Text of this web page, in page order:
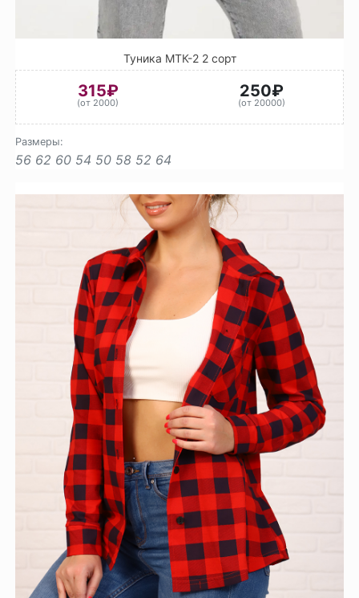
Туника МТК-2 2 сорт
315₽
(от 2000)
250₽
(от 20000)
Размеры:
56 62 60 54 50 58 52 64